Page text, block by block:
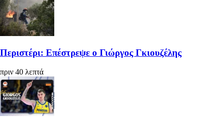
Περιστέρι: Επέστρεψε ο Γιώργος Γκιουζέλης
πριν 40 λεπτά